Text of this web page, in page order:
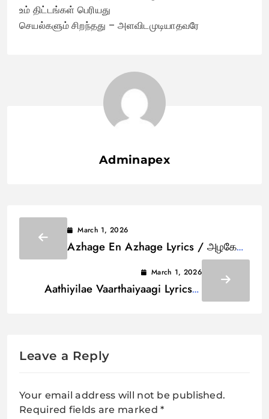
உம் திட்டங்கள் பெரியது
செயல்களும் சிறந்தது – அளவிடமுடியாதவரே
Adminapex
March 1, 2026
Azhage En Azhage Lyrics / அழகே
March 1, 2026
Aathiyilae Vaarthaiyaagi Lyrics /
Leave a Reply
Your email address will not be published.
Required fields are marked*